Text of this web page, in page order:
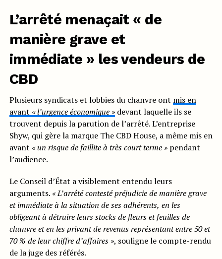
L’arrêté menaçait « de
manière grave et
immédiate » les vendeurs de
CBD
Plusieurs syndicats et lobbies du chanvre ont mis en
avant « l’urgence économique »devant laquelle ils se
trouvent depuis la parution de l’arrêté. L’entreprise
Shyw, qui gère la marque The CBD House, a même mis en
avant «un risque de faillite à très court terme »pendant
l’audience.
Le Conseil d’État a visiblement entendu leurs
arguments. «L’arrêté contestépréjudicie demanière grave
et immédiate à la situation de ses adhérents, en les
obligeant à détruire leursstocksde fleurs et feuilles de
chanvre et en les privant de revenus représentant entre 50 et
70% de leurchiffre d’affaires », souligne le compte-rendu
de la juge des référés.